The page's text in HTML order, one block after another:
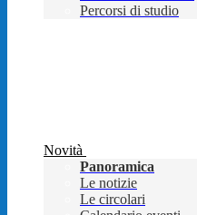
Percorsi di studio
Novità
Panoramica
Le notizie
Le circolari